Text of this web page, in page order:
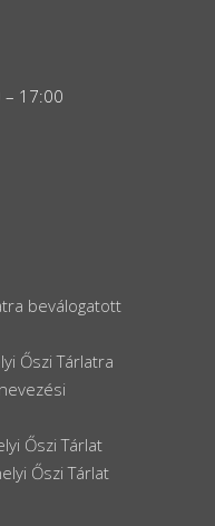
– 17:00
beválogatott
Őszi Tárlatra
Őszi Tárlat
Őszi Tárlat